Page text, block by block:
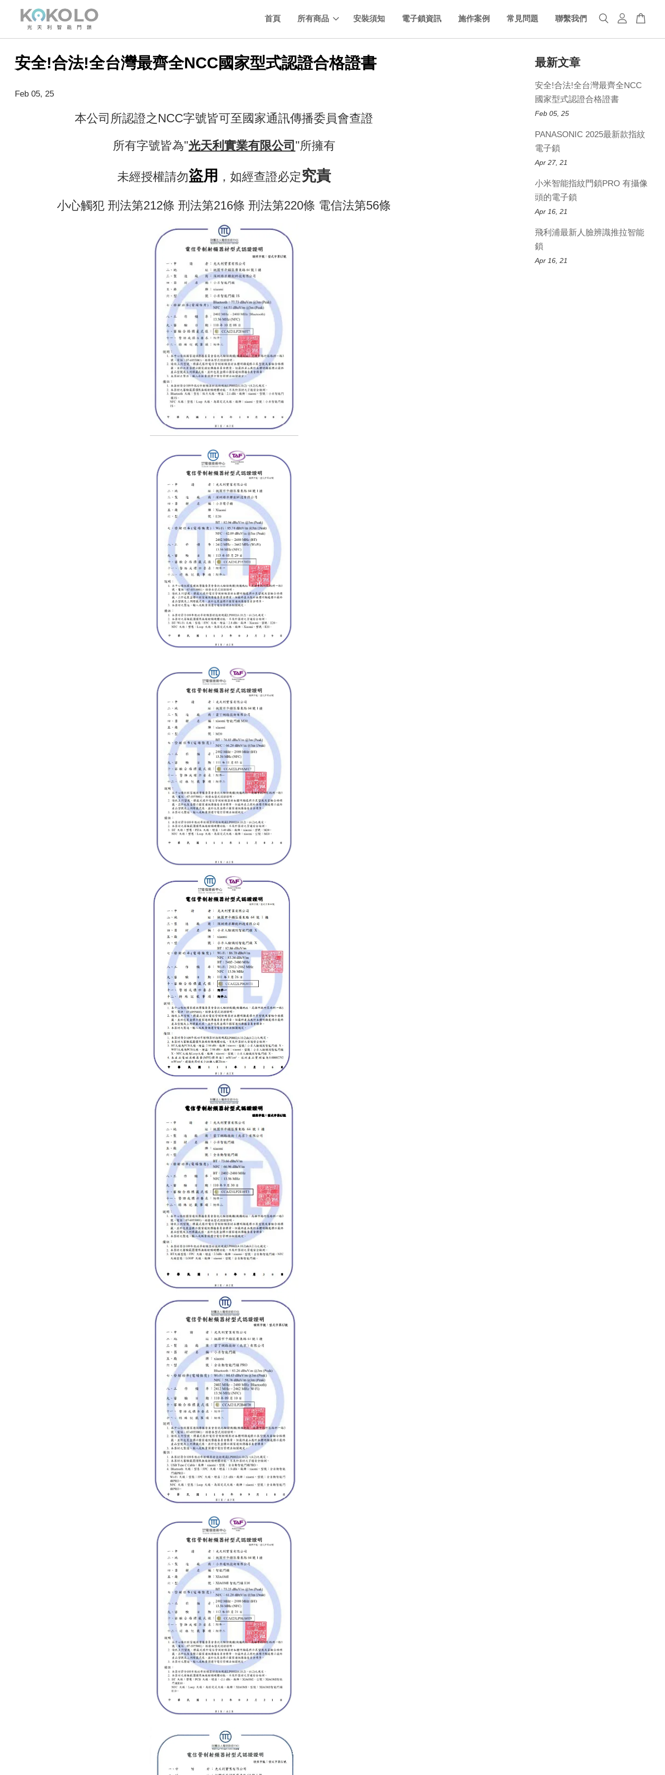
首頁 所有商品 安裝須知 電子鎖資訊 施作案例 常見問題 聯繫我們
安全!合法!全台灣最齊全NCC國家型式認證合格證書
Feb 05, 25
本公司所認證之NCC字號皆可至國家通訊傳播委員會查證
所有字號皆為"光天利實業有限公司 "所擁有
未經授權請勿盜用 ，如經查證必定究責
小心觸犯 刑法第212條 刑法第216條 刑法第220條 電信法第56條
最新文章
安全!合法!全台灣最齊全NCC
國家型式認證合格證書
Feb 05, 25
PANASONIC 2025最新款指紋
電子鎖
Apr 27, 21
小米智能指紋門鎖PRO 有攝像
頭的電子鎖
Apr 16, 21
飛利浦最新人臉辨識推拉智能
鎖
Apr 16, 21